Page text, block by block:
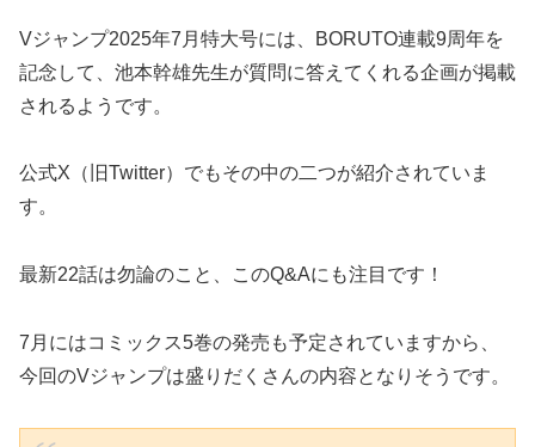
Vジャンプ2025年7月特大号には、BORUTO連載9周年を
記念して、池本幹雄先生が質問に答えてくれる企画が掲載
されるようです。
公式X（旧Twitter）でもその中の二つが紹介されていま
す。
最新22話は勿論のこと、このQ&Aにも注目です！
7月にはコミックス5巻の発売も予定されていますから、
今回のVジャンプは盛りだくさんの内容となりそうです。